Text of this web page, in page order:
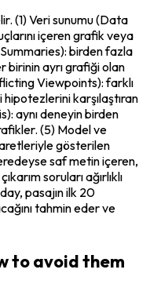
(1) Veri sunumu (Data
içeren grafik veya
birden fazla
birinin ayrı grafiği olan
Viewpoints): farklı
hipotezlerini karşılaştıran
aynı deneyin birden
(5) Model ve
gösterilen
saf metin içeren,
soruları ağırlıklı
pasajın ilk 20
tahmin eder ve
to avoid them